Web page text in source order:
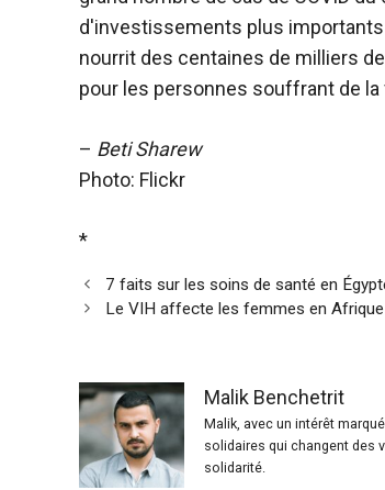
d'investissements plus
nourrit des centaines de milliers
pour les personnes souffrant de
– Beti Sharew
Photo: Flickr
*
7 faits sur les soins de santé en
Le VIH affecte les femmes en
Malik Benchetrit
Malik, avec un intérêt
solidaires qui changent des
solidarité.